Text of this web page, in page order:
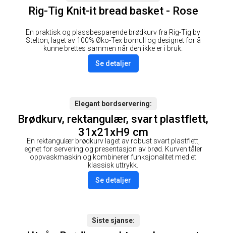
Rig-Tig Knit-it bread basket - Rose
En praktisk og plassbesparende brødkurv fra Rig-Tig by
Stelton, laget av 100% Øko-Tex bomull og designet for å
kunne brettes sammen når den ikke er i bruk.
Se detaljer
Elegant bordservering
Brødkurv, rektangulær, svart plastflett,
31x21xH9 cm
En rektangulær brødkurv laget av robust svart plastflett,
egnet for servering og presentasjon av brød. Kurven tåler
oppvaskmaskin og kombinerer funksjonalitet med et
klassisk uttrykk.
Se detaljer
Siste sjanse